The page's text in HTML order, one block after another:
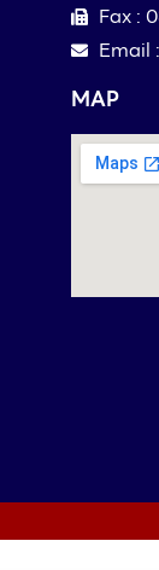
Fax :
Email
MAP